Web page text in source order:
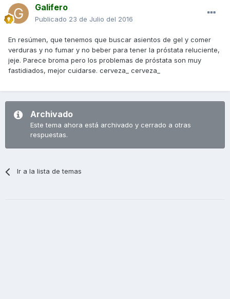
Galifero
Publicado 23 de Julio del 2016
En resúmen, que tenemos que buscar asientos de gel y comer
verduras y no fumar y no beber para tener la próstata reluciente,
jeje. Parece broma pero los problemas de próstata son muy
fastidiados, mejor cuidarse. cerveza_ cerveza_
Archivado
Este tema ahora está archivado y cerrado a otras
respuestas.
Ir a la lista de temas